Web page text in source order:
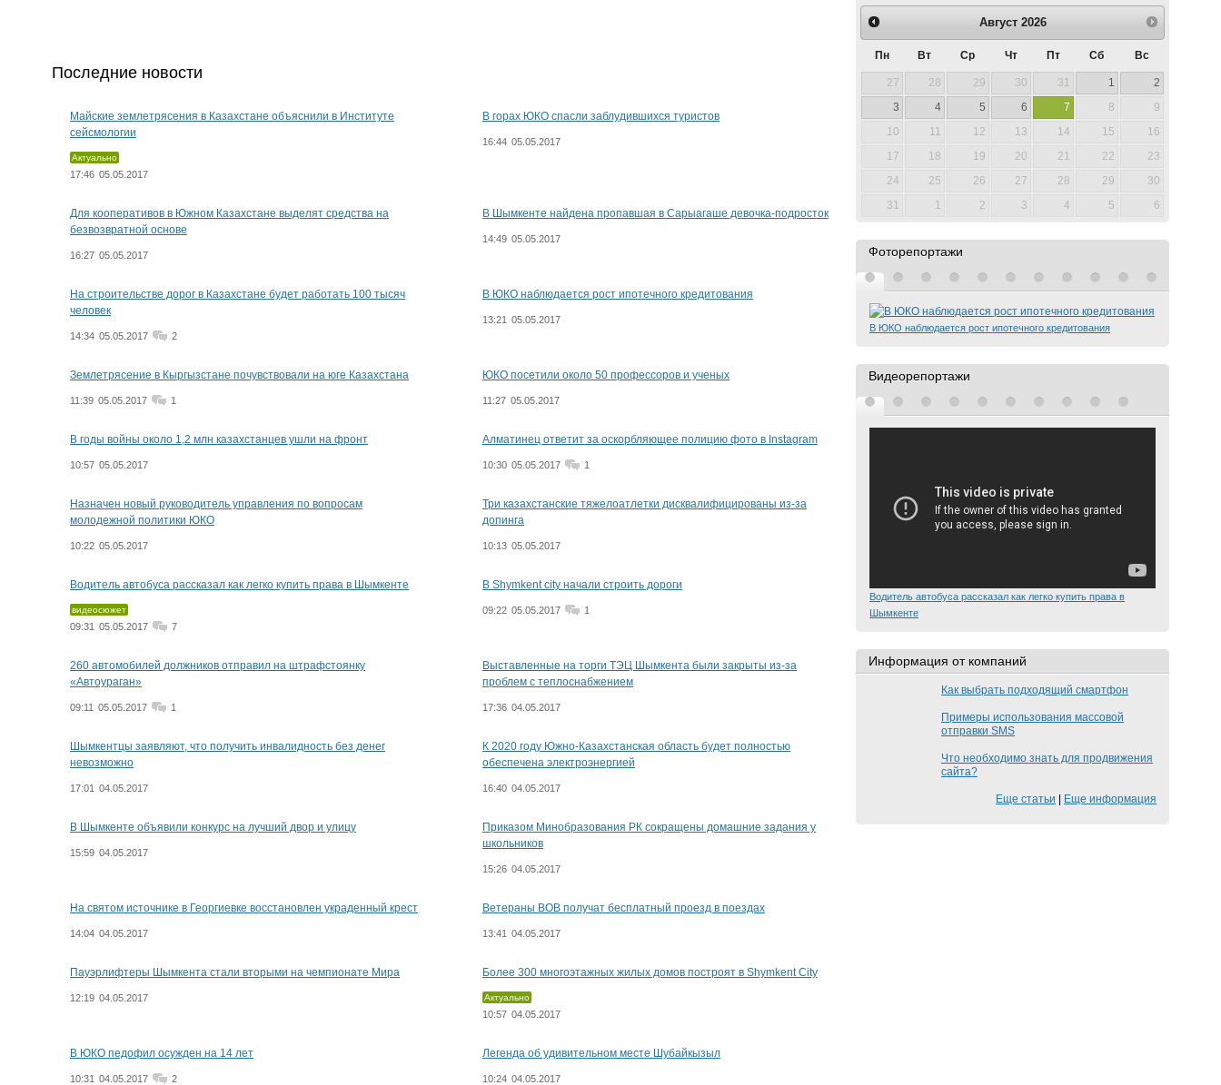
Последние новости
Майские землетрясения в Казахстане объяснили в Институте
сейсмологии
Актуально
17:46 05.05.2017
В горах ЮКО спасли заблудившихся туристов
16:44 05.05.2017
Для кооперативов в Южном Казахстане выделят средства на
безвозвратной основе
16:27 05.05.2017
В Шымкенте найдена пропавшая в Сарыагаше девочка-подросток
14:49 05.05.2017
На строительстве дорог в Казахстане будет работать 100 тысяч
человек
14:34 05.05.2017 2
В ЮКО наблюдается рост ипотечного кредитования
13:21 05.05.2017
Землетрясение в Кыргызстане почувствовали на юге Казахстана
11:39 05.05.2017 1
ЮКО посетили около 50 профессоров и ученых
11:27 05.05.2017
В годы войны около 1,2 млн казахстанцев ушли на фронт
10:57 05.05.2017
Алматинец ответит за оскорбляющее полицию фото в Instagram
10:30 05.05.2017 1
Назначен новый руководитель управления по вопросам
молодежной политики ЮКО
10:22 05.05.2017
Три казахстанские тяжелоатлетки дисквалифицированы из-за
допинга
10:13 05.05.2017
Водитель автобуса рассказал как легко купить права в Шымкенте
видеосюжет
09:31 05.05.2017 7
В Shymkent city начали строить дороги
09:22 05.05.2017 1
260 автомобилей должников отправил на штрафстоянку
«Автоураган»
09:11 05.05.2017 1
Выставленные на торги ТЭЦ Шымкента были закрыты из-за
проблем с теплоснабжением
17:36 04.05.2017
Шымкентцы заявляют, что получить инвалидность без денег
невозможно
17:01 04.05.2017
К 2020 году Южно-Казахстанская область будет полностью
обеспечена электроэнергией
16:40 04.05.2017
В Шымкенте объявили конкурс на лучший двор и улицу
15:59 04.05.2017
Приказом Минобразования РК сокращены домашние задания у
школьников
15:26 04.05.2017
На святом источнике в Георгиевке восстановлен украденный крест
14:04 04.05.2017
Ветераны ВОВ получат бесплатный проезд в поездах
13:41 04.05.2017
Пауэрлифтеры Шымкента стали вторыми на чемпионате Мира
12:19 04.05.2017
Более 300 многоэтажных жилых домов построят в Shymkent City
Актуально
10:57 04.05.2017
В ЮКО педофил осужден на 14 лет
10:31 04.05.2017 2
Легенда об удивительном месте Шубайкызыл
10:24 04.05.2017
Август 2026
Пн Вт Ср Чт Пт Сб Вс
27 28 29 30 31 1
2
3
4 5 6 7 8
9
10
11 12 13 14 15
16
17
18 19 20 21 22
23
24
25 26 27 28 29
30
31
1 2 3 4 5 6
Фоторепортажи
В ЮКО наблюдается рост ипотечного кредитования
Видеорепортажи
Водитель автобуса рассказал как легко купить права в
Шымкенте
Информация от компаний
Как выбрать подходящий смартфон
Примеры использования массовой
отправки SMS
Что необходимо знать для продвижения
сайта?
Еще статьи | Еще информация